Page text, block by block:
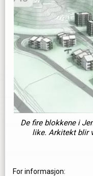
De fire blokkene i
like. Arkitekt blir
For informasjon: